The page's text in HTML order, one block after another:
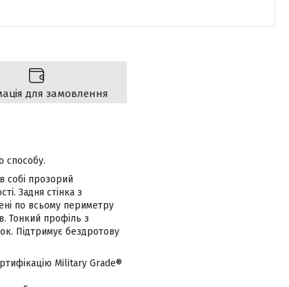
для замовлення
способу.
собі прозорий
Задня стінка з
по всьому периметру
Тонкий профіль з
Підтримує бездротову
Military Grade®